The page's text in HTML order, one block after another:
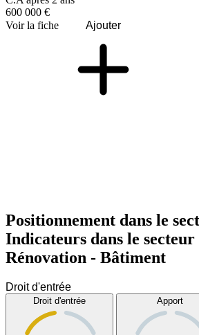
600 000 €
Voir la fiche
Ajouter
Positionnement dans le
Indicateurs dans le secteur
Rénovation - Bâtiment
Droit d'entrée Apport